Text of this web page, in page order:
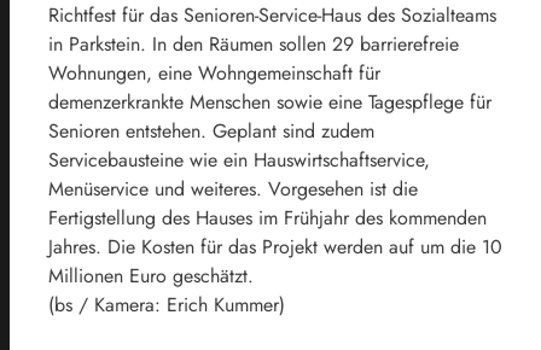
Richtfest für das Senioren-Service-Haus des Sozialteams
in Parkstein. In den Räumen sollen 29 barrierefreie
Wohnungen, eine Wohngemeinschaft für
demenzerkrankte Menschen sowie eine Tagespflege für
Senioren entstehen. Geplant sind zudem
Servicebausteine wie ein Hauswirtschaftservice,
Menüservice und weiteres. Vorgesehen ist die
Fertigstellung des Hauses im Frühjahr des kommenden
Jahres. Die Kosten für das Projekt werden auf um die 10
Millionen Euro geschätzt.
(bs / Kamera: Erich Kummer)